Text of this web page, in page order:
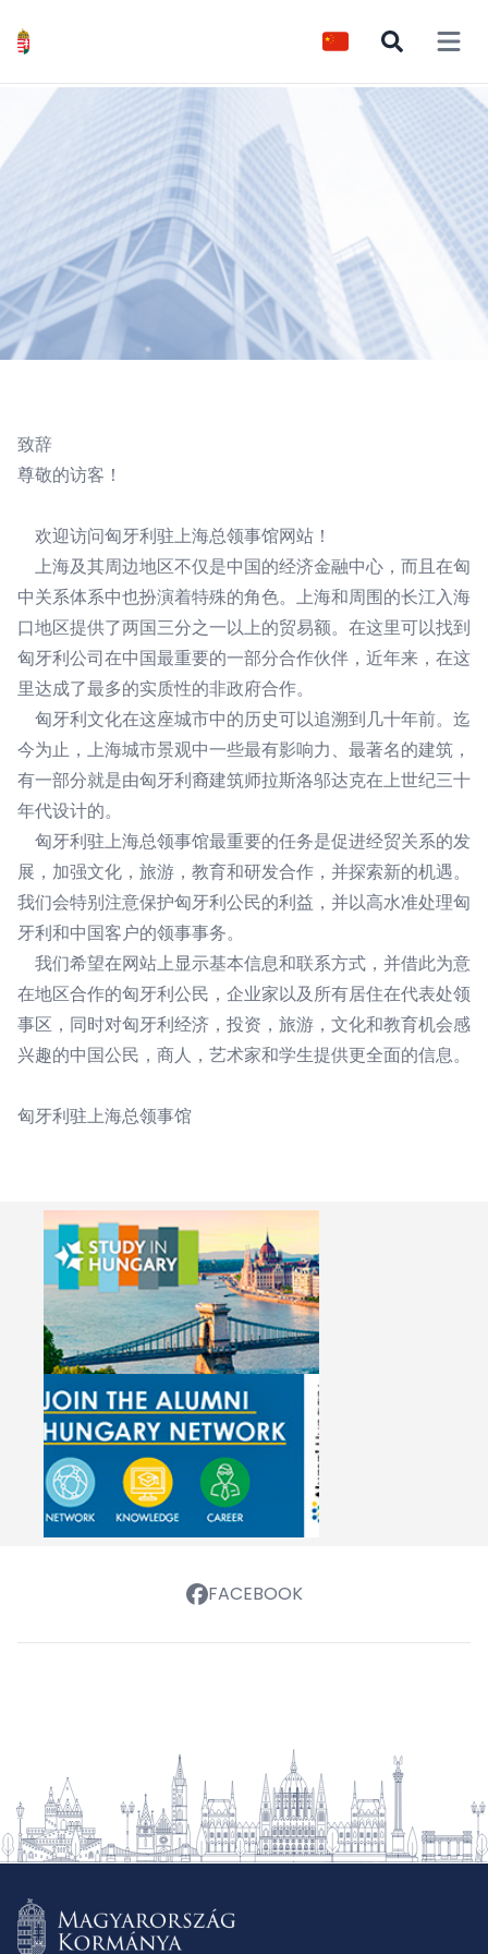
Open
致辞
尊敬的访客！
欢迎访问匈牙利驻上海总领事馆网站！
上海及其周边地区不仅是中国的经济金融中心，而且在匈
中关系体系中也扮演着特殊的角色。上海和周围的长江入海
口地区提供了两国三分之一以上的贸易额。在这里可以找到
匈牙利公司在中国最重要的一部分合作伙伴，近年来，在这
里达成了最多的实质性的非政府合作。
匈牙利文化在这座城市中的历史可以追溯到几十年前。迄
今为止，上海城市景观中一些最有影响力、最著名的建筑，
有一部分就是由匈牙利裔建筑师拉斯洛邬达克在上世纪三十
年代设计的。
匈牙利驻上海总领事馆最重要的任务是促进经贸关系的发
展，加强文化，旅游，教育和研发合作，并探索新的机遇。
我们会特别注意保护匈牙利公民的利益，并以高水准处理匈
牙利和中国客户的领事事务。
我们希望在网站上显示基本信息和联系方式，并借此为意
在地区合作的匈牙利公民，企业家以及所有居住在代表处领
事区，同时对匈牙利经济，投资，旅游，文化和教育机会感
兴趣的中国公民，商人，艺术家和学生提供更全面的信息。
匈牙利驻上海总领事馆
FACEBOOK